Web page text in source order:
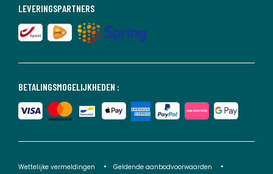
BETALINGSMOGELIJKHEDEN :
LEVERINGSPARTNERS
Wettelijke vermeldingen
Geldende aanbodvoorwaarden